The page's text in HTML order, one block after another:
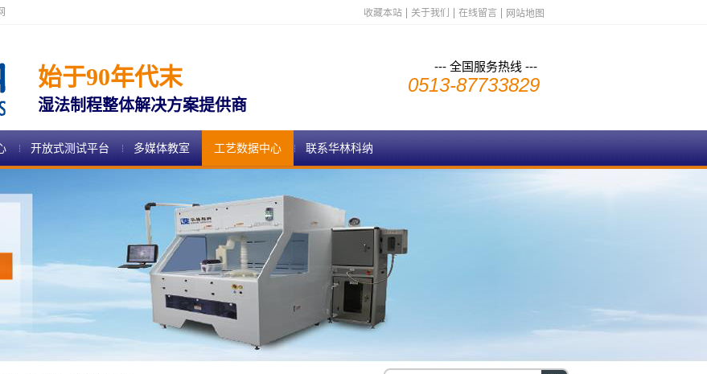
收藏本站 关于我们 在线留言 网站地图
始于90年代末
湿法制程整体解决方案提供商
--- 全国服务热线 ---
0513-87733829
开放式测试平台 多媒体教室 工艺数据中心 联系华林科纳